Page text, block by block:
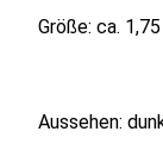
Größe: ca.
Aussehen: